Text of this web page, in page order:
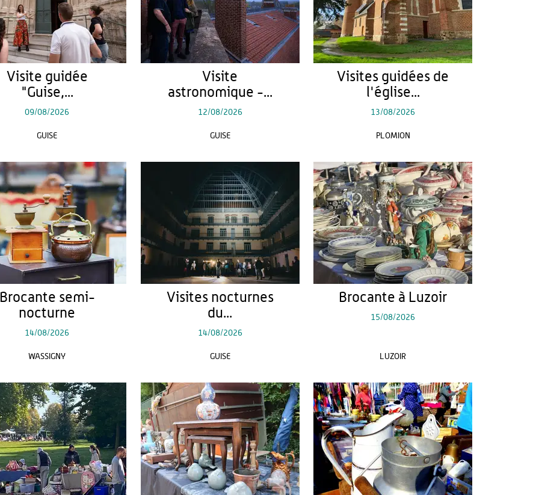
Visite guidée
"Guise,...
09/08/2026
GUISE
Visite
astronomique -...
12/08/2026
GUISE
Visites guidées de
l'église...
13/08/2026
PLOMION
semi-
nocturne
14/08/2026
WASSIGNY
Visites nocturnes
du...
14/08/2026
GUISE
Brocante à Luzoir
15/08/2026
LUZOIR